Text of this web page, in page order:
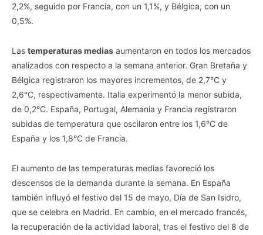
2,2%, seguido por Francia, con un 1,1%, y Bélgica, con un
0,5%.
Las temperaturas medias aumentaron en todos los mercados
analizados con respecto a la semana anterior. Gran Bretaña y
Bélgica registraron los mayores incrementos, de 2,7°C y
2,6°C, respectivamente. Italia experimentó la menor subida,
de 0,2°C. España, Portugal, Alemania y Francia registraron
subidas de temperatura que oscilaron entre los 1,6°C de
España y los 1,8°C de Francia.
El aumento de las temperaturas medias favoreció los
descensos de la demanda durante la semana. En España
también influyó el festivo del 15 de mayo, Día de San Isidro,
que se celebra en Madrid. En cambio, en el mercado francés,
la recuperación de la actividad laboral, tras el festivo del 8 de